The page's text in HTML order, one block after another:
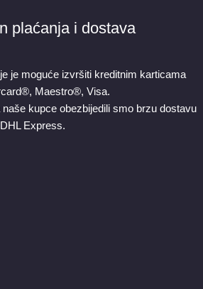
plaćanja i dostava
je moguće izvršiti kreditnim karticama
Maestro®, Visa.
kupce obezbijedili smo brzu dostavu
Express.